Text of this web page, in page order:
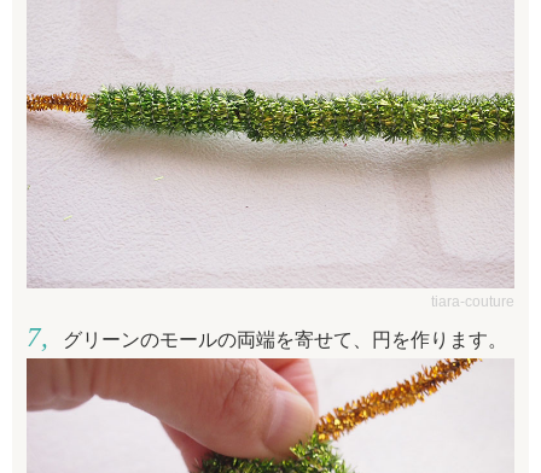
tiara-couture
グリーンのモールの両端を寄せて、円を作ります。